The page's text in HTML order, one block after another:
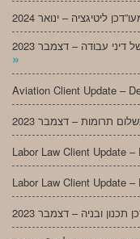
עבודה – דצמבר 2023
»
Aviation Client Update –
Labor Law Client Update
Labor Law Client Update –